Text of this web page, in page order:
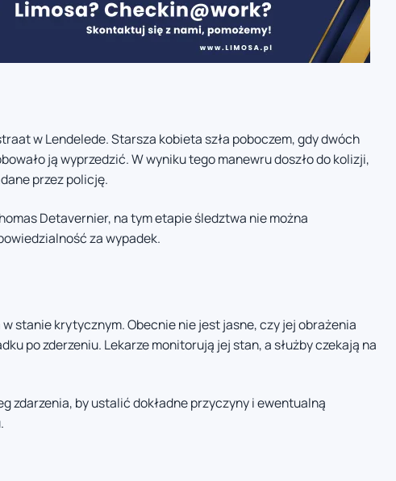
w Lendelede. Starsza kobieta szła poboczem, gdy dwóch
ją wyprzedzić. W wyniku tego manewru doszło do kolizji,
przez policję.
Detavernier, na tym etapie śledztwa nie można
za wypadek.
stanie krytycznym. Obecnie nie jest jasne, czy jej obrażenia
po zderzeniu. Lekarze monitorują jej stan, a służby czekają na
zdarzenia, by ustalić dokładne przyczyny i ewentualną